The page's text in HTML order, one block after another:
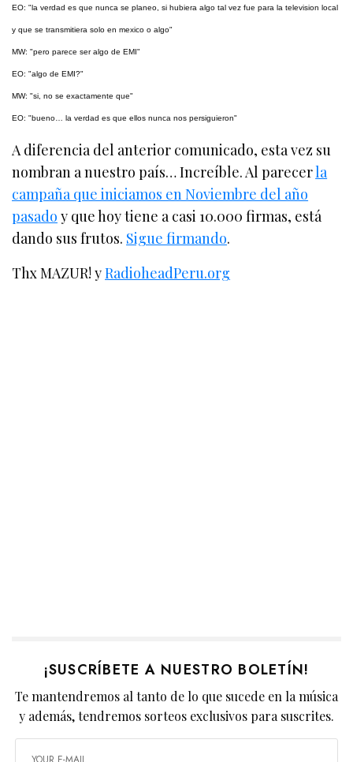
EO: "la verdad es que nunca se planeo, si hubiera algo tal vez fue para la television local
y que se transmitiera solo en mexico o algo"
MW: "pero parece ser algo de EMI"
EO: "algo de EMI?"
MW: "si, no se exactamente que"
EO: "bueno… la verdad es que ellos nunca nos persiguieron"
A diferencia del anterior comunicado, esta vez su
nombran a nuestro país… Increíble. Al parecerla
campaña que iniciamos en Noviembre del año
pasado y que hoy tiene a casi 10.000 firmas, está
dando sus frutos. Sigue firmando.
Thx MAZUR! yRadioheadPeru.org
¡SUSCRÍBETE A NUESTRO BOLETÍN!
Te mantendremos al tanto de lo que sucede en la música
y además, tendremos sorteos exclusivos para suscrites.